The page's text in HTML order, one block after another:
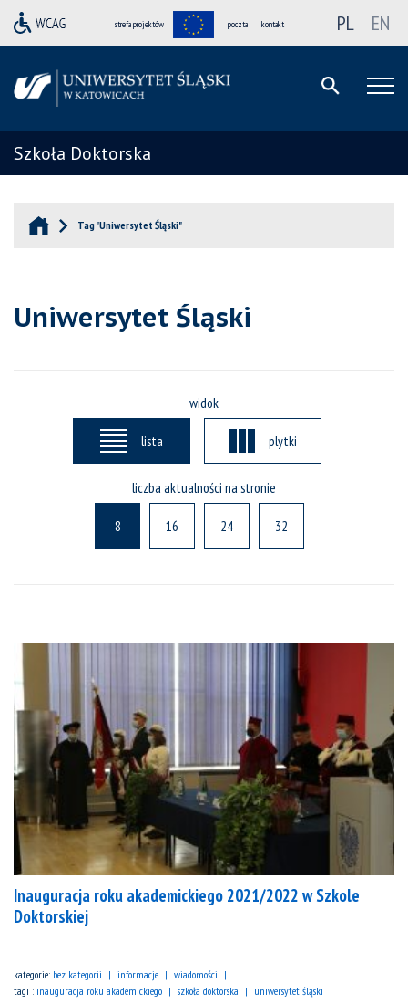
strefa projektów poczta kontakt PL EN
Szkoła Doktorska
Tag "Uniwersytet Śląski"
Uniwersytet Śląski
widok
lista plytki
liczba aktualności na stronie
8 16 24 32
Inauguracja roku akademickiego 2021/2022 w Szkole
Doktorskiej
kategorie: bez kategorii informacje
wiadomości
tagi : inauguracja roku akademickiego szkoła doktorska uniwersytet śląski